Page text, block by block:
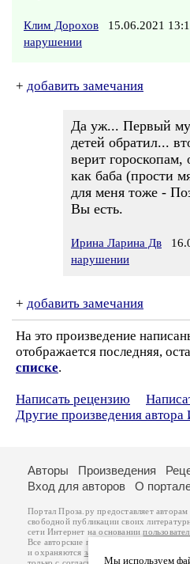
Клим Дорохов 15.06.2021
нарушении
+ добавить замечания
Да уж... Первый
детей обратил...
верит
как баба (прости
для меня тоже -
Вы есть.
Ирина Ларина Дв
нарушении
+ добавить замечания
На это произведение
отображается последняя,
списке.
Написать рецензию
Другие произведения
Мы используем
Авторы Произведения
Вход для авторов
О
Портал Проза.ру предоставляет
свободной публикации своих
сети Интернет на основании
Все авторские права на произведения
и охраняются законом
. Перепечатка